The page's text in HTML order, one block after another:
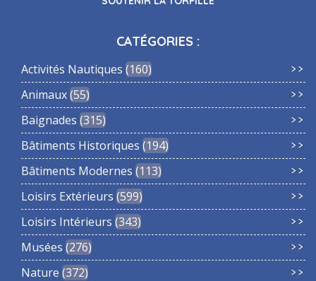
CATÉGORIES :
Activités Nautiques 160
Animaux 55
Baignades 315
Bâtiments Historiques 194
Bâtiments Modernes 113
Loisirs Extérieurs 599
Loisirs Intérieurs 343
Musées 276
Nature 372